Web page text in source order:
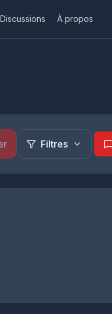
Discussions À propos
Filtres